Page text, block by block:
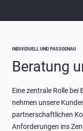
INDIVIDUELL UND PASSGENAU
Beratung
Eine zentrale Rolle
nehmen unsere
partnerschaftlichen
Anforderungen ins